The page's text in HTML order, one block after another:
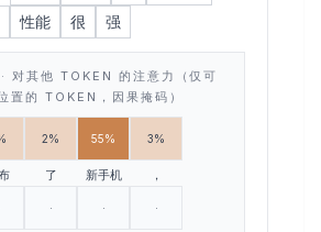
性能 很 强
· 对其他 TOKEN 的注意力（仅可
置的 TOKEN，因果掩码）
2%
了
55%
新手机
3%
，
· · ·